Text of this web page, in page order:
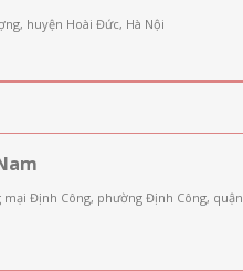
huyện Hoài Đức, Hà Nội
mại Định Công, phường Định Công, quận